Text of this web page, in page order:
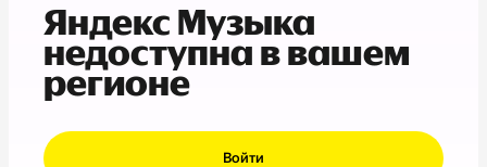
Яндекс Музыка
недоступна в вашем
регионе
Войти